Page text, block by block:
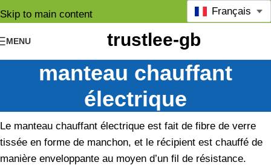
Skip to main content
MENU
Français
manteau chauffant
électrique
Le manteau chauffant électrique est fait de fibre de verre
tissée en forme de manchon, et le récipient est chauffé de
manière enveloppante au moyen d’un fil de résistance.